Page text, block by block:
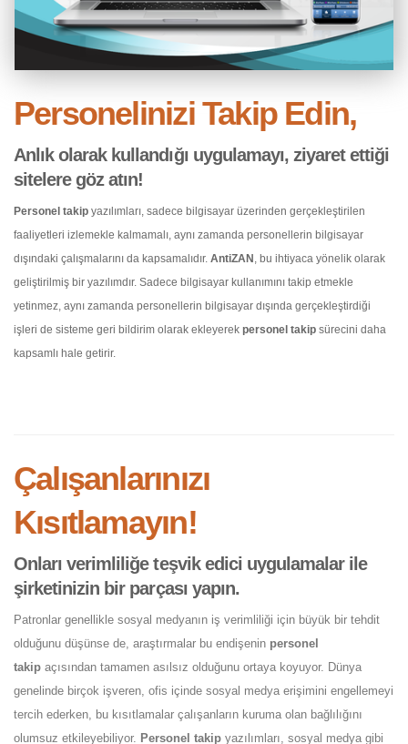
Personelinizi Takip Edin,
Anlık olarak kullandığı uygulamayı, ziyaret ettiği
sitelere göz atın!
Personel takip yazılımları, sadece bilgisayar üzerinden gerçekleştirilen
faaliyetleri izlemekle kalmamalı, aynı zamanda personellerin bilgisayar
dışındaki çalışmalarını da kapsamalıdır. AntiZAN , bu ihtiyaca yönelik olarak
geliştirilmiş bir yazılımdır. Sadece bilgisayar kullanımını takip etmekle
yetinmez, aynı zamanda personellerin bilgisayar dışında gerçekleştirdiği
işleri de sisteme geri bildirim olarak ekleyerek personel takip sürecini daha
kapsamlı hale getirir.
Çalışanlarınızı
Kısıtlamayın!
Onları verimliliğe teşvik edici uygulamalar ile
şirketinizin bir parçası yapın.
Patronlar genellikle sosyal medyanın iş verimliliği için büyük bir tehdit
olduğunu düşünse de, araştırmalar bu endişenin personel
takip açısından tamamen asılsız olduğunu ortaya koyuyor. Dünya
genelinde birçok işveren, ofis içinde sosyal medya erişimini engellemeyi
tercih ederken, bu kısıtlamalar çalışanların kuruma olan bağlılığını
olumsuz etkileyebiliyor. Personel takip yazılımları, sosyal medya gibi